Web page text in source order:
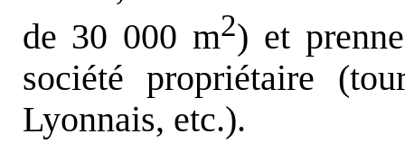
de 30 000 m2) et
société propriétaire
Lyonnais, etc.).